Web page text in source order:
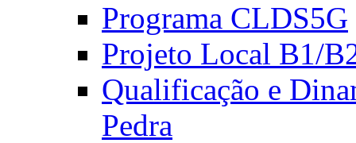
Programa CLDS5G
Projeto Local B1/
Qualificação e
Pedra